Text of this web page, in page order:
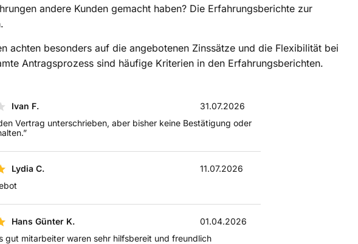
andere Kunden gemacht haben? Die Erfahrungsberichte zur
achten besonders auf die angebotenen Zinssätze und die Flexibilität bei
Antragsprozess sind häufige Kriterien in den Erfahrungsberichten.
Ivan F.
31.07.2026
Vertrag unterschrieben, aber bisher keine Bestätigung oder
Lydia C.
11.07.2026
Hans Günter K.
01.04.2026
gut mitarbeiter waren sehr hilfsbereit und freundlich